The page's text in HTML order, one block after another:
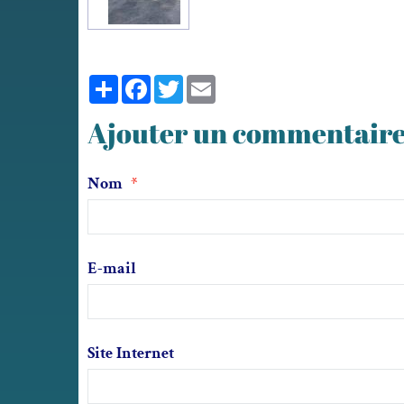
PartagerFacebook
Twitter
Ajouter un
Nom
E-mail
Site Internet